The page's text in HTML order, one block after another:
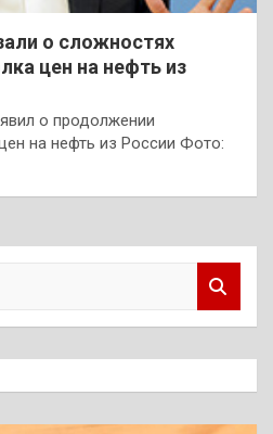
о сложностях
цен на нефть из
о продолжении
на нефть из России Фото: